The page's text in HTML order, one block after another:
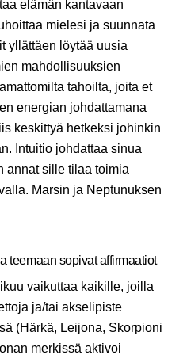
elämän kantavaan
mielesi ja suunnata
yllättäen löytää uusia
mahdollisuuksien
tahoilta, joita et
energian johdattamana
keskittyä hetkeksi johinkin
Intuitio johdattaa sinua
annat sille tilaa toimia
Marsin ja Neptunuksen
teemaan sopivat affirmaatiot
vaikuttaa kaikille, joilla
ja/tai akselipiste
(Härkä, Leijona, Skorpioni
merkissä aktivoi